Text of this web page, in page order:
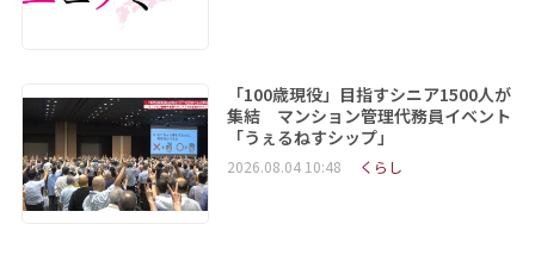
「100歳現役」目指すシニア1500人が
集結 マンション管理代務員イベント
「うぇるねすシップ」
2026.08.04 10:48 くらし